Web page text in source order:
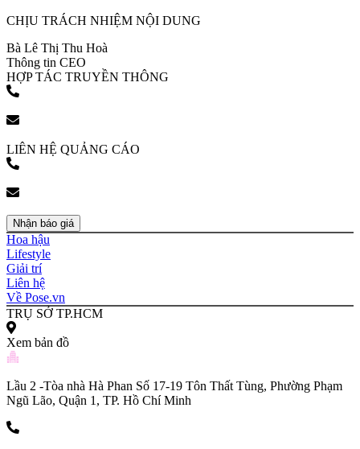
CHỊU TRÁCH NHIỆM NỘI DUNG
Bà Lê Thị Thu Hoà
Thông tin CEO
HỢP TÁC TRUYỀN THÔNG
LIÊN HỆ QUẢNG CÁO
Nhận báo giá
Hoa hậu
Lifestyle
Giải trí
Liên hệ
Về Pose.vn
TRỤ SỞ TP.HCM
Xem bản đồ
Lầu 2 -Tòa nhà Hà Phan Số 17-19 Tôn Thất Tùng, Phường Phạm
Ngũ Lão, Quận 1, TP. Hồ Chí Minh